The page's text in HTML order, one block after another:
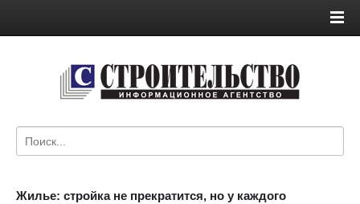
Жилье: стройка не прекратится, но у каждого